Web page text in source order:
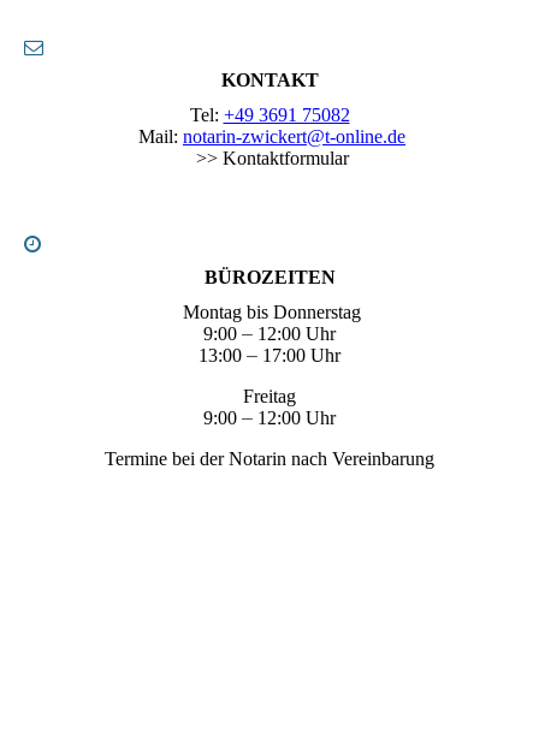
KONTAKT
Tel: +49 3691 75082
Mail: notarin-zwickert@t-online.de
>> Kontaktformular
BÜROZEITEN
Montag bis Donnerstag
9:00 – 12:00 Uhr
13:00 – 17:00 Uhr
Freitag
9:00 – 12:00 Uhr
Termine bei der Notarin nach Vereinbarung